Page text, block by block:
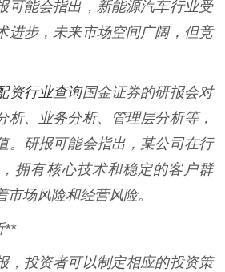
可能会指出，新能源汽车行业受
进步，未来市场空间广阔，但竞
资行业查询国金证券的研报会对
析、业务分析、管理层分析等，
。研报可能会指出，某公司在行
拥有核心技术和稳定的客户群
场风险和经营风险。
**
，投资者可以制定相应的投资策